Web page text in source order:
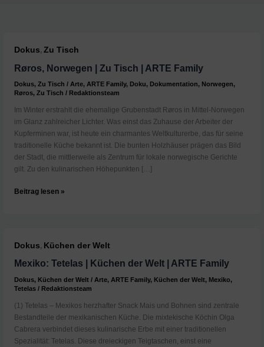
Dokus,Zu Tisch
Røros, Norwegen | Zu Tisch | ARTE Family
Dokus,Zu Tisch / Arte, ARTE Family, Doku, Dokumentation, Norwegen,
Røros,Zu Tisch / Redaktionsteam
Im Winter erstrahlt die ehemalige Grubenstadt Røros in Mittel-Norwegen
im Glanz zahlreicher Lichter. Was einst das Zuhause der Arbeiter der
Kupferminen war, ist heute ein charmantes Weltkulturerbe, das für seine
traditionelle Küche bekannt ist. Die bunten Holzhäuser prägen das Bild
der Stadt, die mittlerweile als Zentrum für lokale norwegische Gerichte
gilt. Zu den kulinarischen Höhepunkten […]
Røros,
|
ARTE
Beitrag lesen »
Dokus, Küchen der Welt
Mexiko: Tetelas | Küchen der Welt | ARTE Family
Dokus, Küchen der Welt / Arte, ARTE Family, Küchen der Welt, Mexiko,
Tetelas / Redaktionsteam
(1) Tetelas – Mexikos herzhafter Snack Mais und Bohnen sind zentrale
Bestandteile der mexikanischen Küche. Die mixtekische Köchin Olga
Cabrera verbindet dieses kulinarische Erbe mit einer traditionellen
Spezialität: Tetelas. Diese dreieckigen Teigtaschen, einst eine